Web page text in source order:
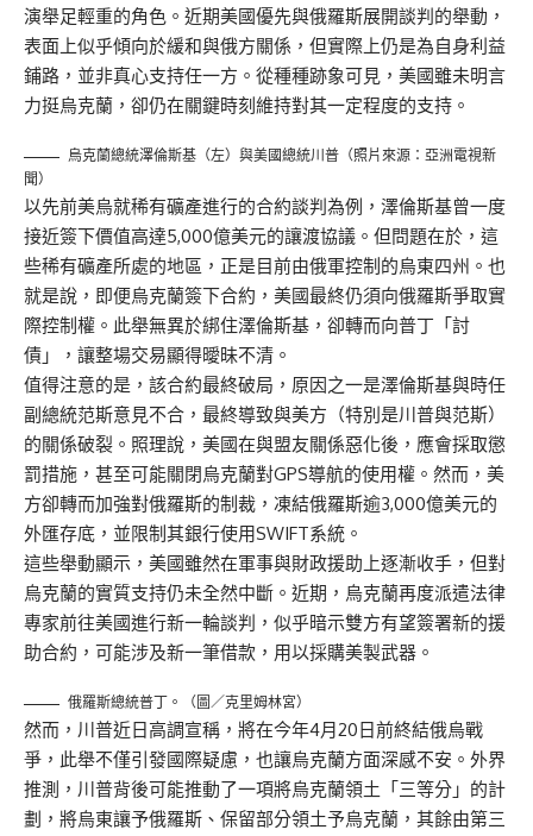
演舉足輕重的角色。近期美國優先與俄羅斯展開談判的舉動，
表面上似乎傾向於緩和與俄方關係，但實際上仍是為自身利益
鋪路，並非真心支持任一方。從種種跡象可見，美國雖未明言
力挺烏克蘭，卻仍在關鍵時刻維持對其一定程度的支持。
烏克蘭總統澤倫斯基（左）與美國總統川普（照片來源：亞洲電視新
聞）
以先前美烏就稀有礦產進行的合約談判為例，澤倫斯基曾一度
接近簽下價值高達5,000億美元的讓渡協議。但問題在於，這
些稀有礦產所處的地區，正是目前由俄軍控制的烏東四州。也
就是說，即便烏克蘭簽下合約，美國最終仍須向俄羅斯爭取實
際控制權。此舉無異於綁住澤倫斯基，卻轉而向普丁「討
債」，讓整場交易顯得曖昧不清。
值得注意的是，該合約最終破局，原因之一是澤倫斯基與時任
副總統范斯意見不合，最終導致與美方（特別是川普與范斯）
的關係破裂。照理說，美國在與盟友關係惡化後，應會採取懲
罰措施，甚至可能關閉烏克蘭對GPS導航的使用權。然而，美
方卻轉而加強對俄羅斯的制裁，凍結俄羅斯逾3,000億美元的
外匯存底，並限制其銀行使用SWIFT系統。
這些舉動顯示，美國雖然在軍事與財政援助上逐漸收手，但對
烏克蘭的實質支持仍未全然中斷。近期，烏克蘭再度派遣法律
專家前往美國進行新一輪談判，似乎暗示雙方有望簽署新的援
助合約，可能涉及新一筆借款，用以採購美製武器。
俄羅斯總統普丁。（圖／克里姆林宮）
然而，川普近日高調宣稱，將在今年4月20日前終結俄烏戰
爭，此舉不僅引發國際疑慮，也讓烏克蘭方面深感不安。外界
推測，川普背後可能推動了一項將烏克蘭領土「三等分」的計
劃，將烏東讓予俄羅斯、保留部分領土予烏克蘭，其餘由第三